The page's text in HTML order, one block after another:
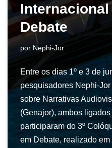
Debate
por Nephi-Jor
Entre os dias 1º e 3 de
pesquisadores Nephi-
sobre Narrativas
(Genajor), ambos
participaram do 3º
em Debate, realizado